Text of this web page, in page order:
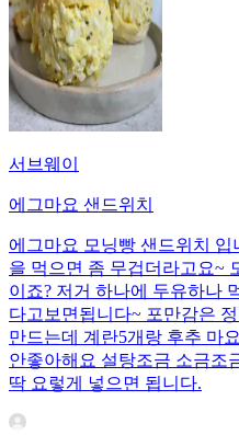
서브웨이
에그마요 샌드위치
에그마요 모닝빵 샌드위치
을 먹으면 좀 무겁더라고요~
이죠? 저거 하나에 두유하나
다고보면됩니다~ 포만감은
만드는데 계란5개랑 후추 마
안좋아해요 설탕조금 소금조
딱 요렇게 넣으면 됩니다.